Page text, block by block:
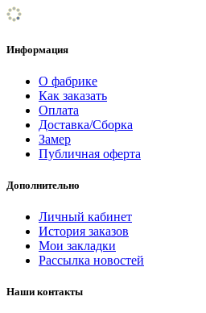
Информация
О фабрике
Как заказать
Оплата
Доставка/Сборка
Замер
Публичная оферта
Дополнительно
Личный кабинет
История заказов
Мои закладки
Рассылка новостей
Наши контакты